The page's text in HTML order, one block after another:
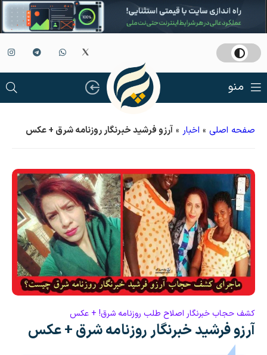
منو
صفحه اصلی » اخبار » آرزو فرشید خبرنگار روزنامه شرق + عکس
کشف حجاب خبرنگار اصلاح طلب روزنامه شرق! + عکس
آرزو فرشید خبرنگار روزنامه شرق + عکس